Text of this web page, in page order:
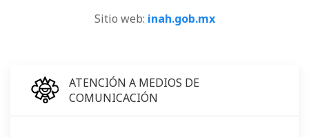
Sitio web: inah.gob.mx
ATENCIÓN A MEDIOS DE
COMUNICACIÓN